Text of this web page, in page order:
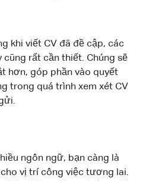
khi viết CV đã đề cập, các
rất cần thiết. Chúng sẽ
hơn, góp phần vào quyết
trong quá trình xem xét CV
ngôn ngữ, bạn càng là
vị trí công việc tương lai.